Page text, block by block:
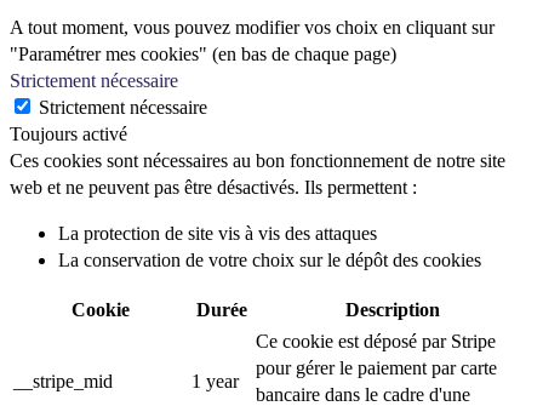
A tout moment, vous pouvez modifier vos choix en cliquant sur
"Paramétrer mes cookies" (en bas de chaque page)
Strictement nécessaire
Strictement nécessaire
Toujours activé
Ces cookies sont nécessaires au bon fonctionnement de notre site
web et ne peuvent pas être désactivés. Ils permettent :
La protection de site vis à vis des attaques
La conservation de votre choix sur le dépôt des cookies
Cookie Durée Description
__stripe_mid 1 year
Ce cookie est déposé par Stripe
pour gérer le paiement par carte
bancaire dans le cadre d'une